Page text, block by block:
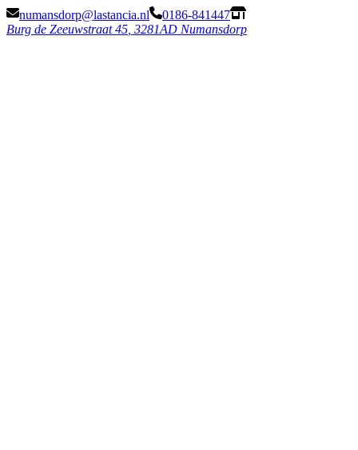
numansdorp@lastancia.nl
0186-841447
Burg de Zeeuwstraat 45 3281AD Numansdorp